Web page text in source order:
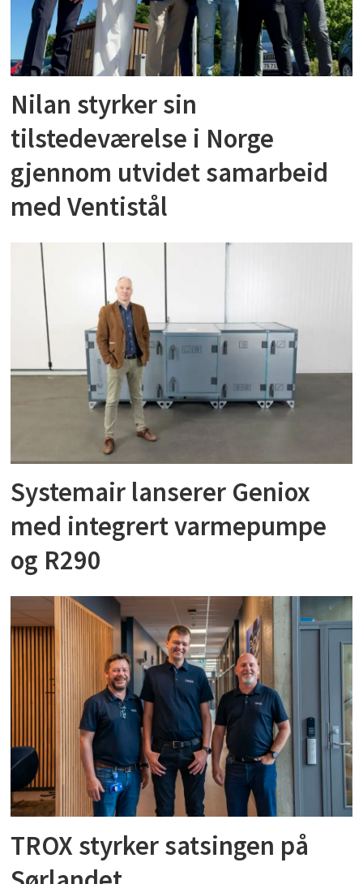
Nilan styrker sin
tilstedeværelse i Norge
gjennom utvidet samarbeid
med Ventistål
Systemair lanserer Geniox
med integrert varmepumpe
og R290
TROX styrker satsingen på